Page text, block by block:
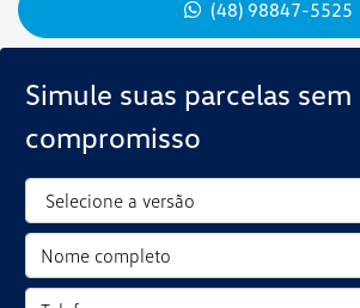
Simule suas parcelas sem
compromisso
(48) 98847-5525